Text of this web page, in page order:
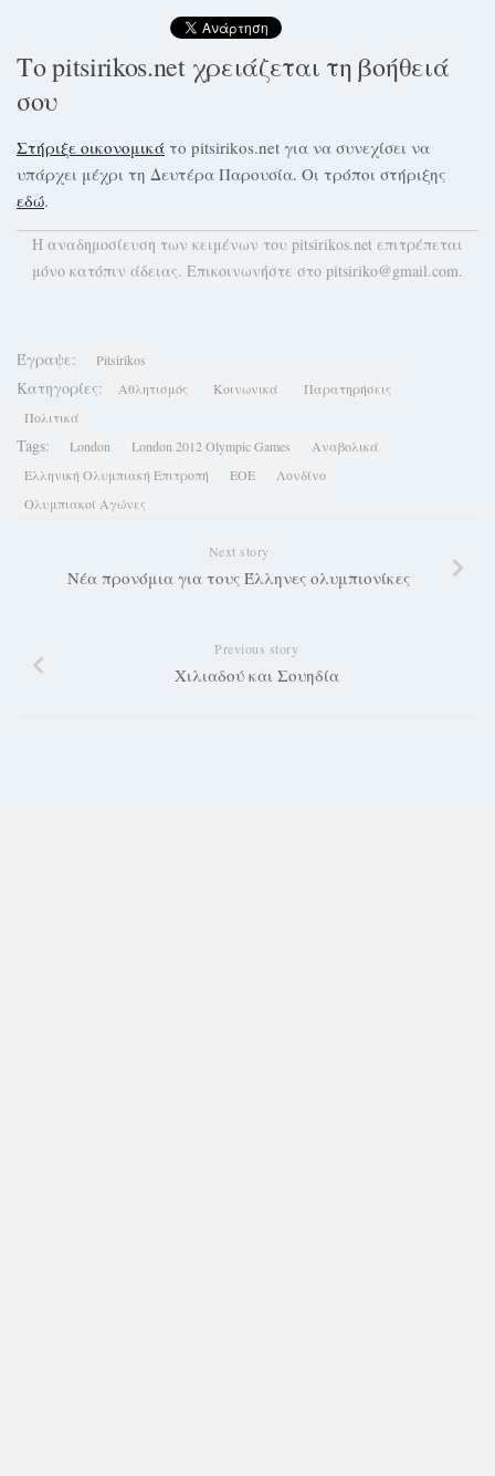
Το pitsirikos.net χρειάζεται τη βοήθειά
σου
Στήριξε οικονομικά το pitsirikos.net για να συνεχίσει να
υπάρχει μέχρι τη Δευτέρα Παρουσία. Οι τρόποι στήριξης
εδώ.
H αναδημοσίευση των κειμένων του pitsirikos.net επιτρέπεται
μόνο κατόπιν άδειας. Επικοινωνήστε στο pitsiriko@gmail.com.
Έγραψε: Pitsirikos
Κατηγορίες: Αθλητισμός Κοινωνικά
Παρατηρήσεις
Πολιτικά
Tags: London London 2012 Olympic Games
Αναβολικά
Ελληνική Ολυμπιακή Επιτροπή
ΕΟΕ
Λονδίνο
Ολυμπιακοί Αγώνες
Next story
Νέα προνόμια για τους Έλληνες ολυμπιονίκες
Previous story
Χιλιαδού και Σουηδία